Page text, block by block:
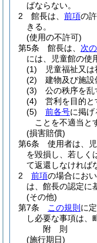
ばならない。
2
館長は、 前項の
きる。
(使用の不許可)
第5条
館長は、 次
には、児童館の使
(1)
児童福祉又は
(2)
建物及び施設
(3)
公の秩序を乱
(4)
営利を目的と
(5)
前各号に掲げ
ことを不適当と
(損害賠償)
第6条
使用者は、
を毀損し、若しく
て返還しなければ
2
前項の場合にお
は、館長の認定に
(その他)
第7条
この規則 に
し必要な事項は、
附 則
(施行期日)